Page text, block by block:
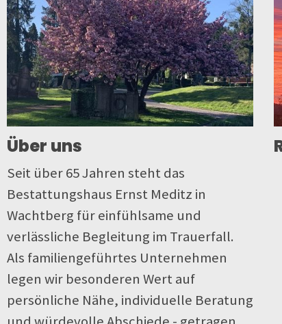
Über uns
Seit über 65 Jahren steht das
Bestattungshaus Ernst Meditz in
Wachtberg für einfühlsame und
verlässliche Begleitung im Trauerfall.
Als familiengeführtes Unternehmen
legen wir besonderen Wert auf
persönliche Nähe, individuelle Beratung